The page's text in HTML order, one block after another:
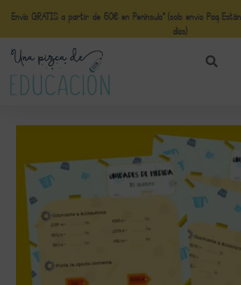
Envío GRATIS a partir de 50€ en Península* (solo envio Paq
días)